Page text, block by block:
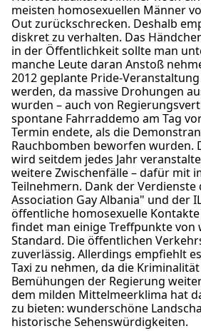
meisten homosexuellen Männer
Out zurückschrecken. Deshalb
diskret zu verhalten. Das
in der Öffentlichkeit sollte man
manche Leute daran Anstoß
2012 geplante Pride-
werden, da massive Drohungen
wurden – auch von
spontane Fahrraddemo am Tag
Termin endete, als die
Rauchbomben beworfen wurden.
wird seitdem jedes Jahr
weitere Zwischenfälle – dafür mit
Teilnehmern. Dank der Verdienste
Association Gay Albania" und der
öffentliche homosexuelle
findet man einige Treffpunkte von
Standard. Die öffentlichen
zuverlässig. Allerdings empfiehlt
Taxi zu nehmen, da die
Bemühungen der Regierung
dem milden Mittelmeerklima hat
zu bieten: wunderschöne
historische Sehenswürdigkeiten.